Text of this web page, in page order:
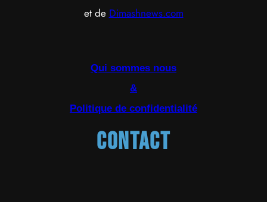
et de Dimashnews.com
Qui sommes nous
&
Politique de confidentialité
Contact